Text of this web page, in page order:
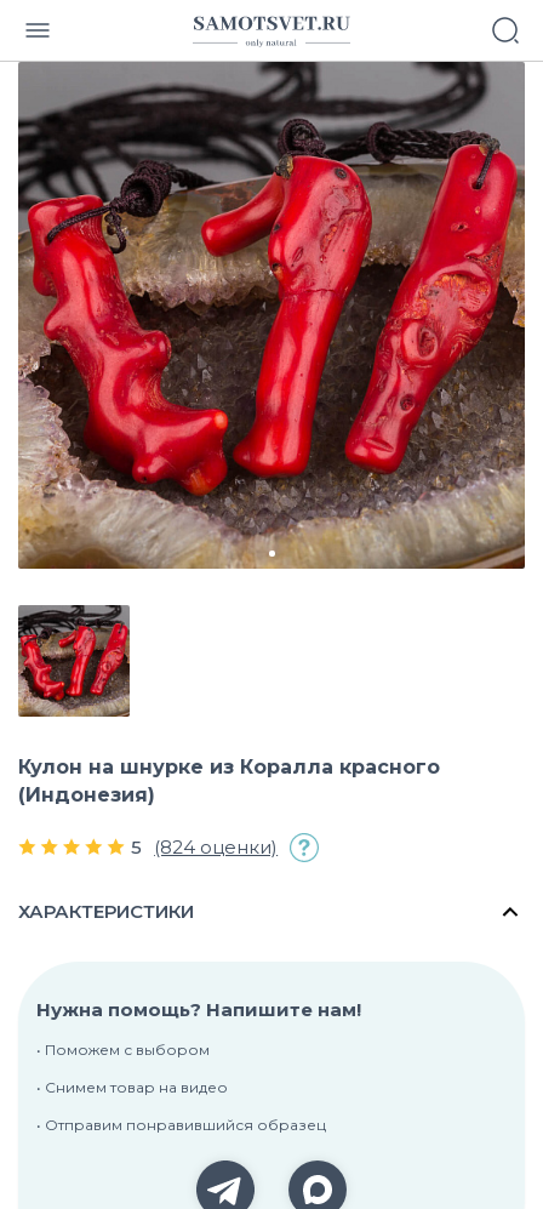
Кулон на шнурке из Коралла красного
(Индонезия)
5 (824 оценки)
ХАРАКТЕРИСТИКИ
Нужна помощь? Напишите нам!
• Поможем с выбором
• Снимем товар на видео
• Отправим понравившийся образец